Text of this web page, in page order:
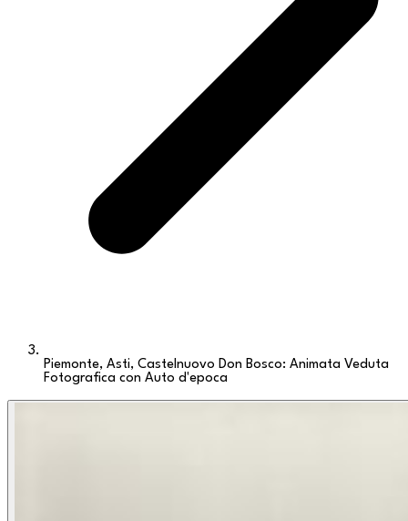
Piemonte, Asti, Castelnuovo Don Bosco: Animata Veduta
Fotografica con Auto d'epoca